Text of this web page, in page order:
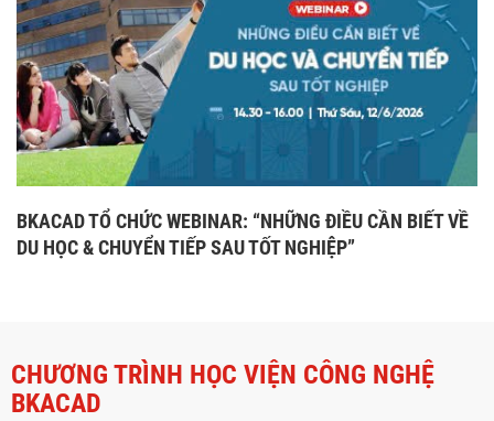
BKACAD TỔ CHỨC WEBINAR: “NHỮNG ĐIỀU CẦN BIẾT VỀ
DU HỌC & CHUYỂN TIẾP SAU TỐT NGHIỆP”
CHƯƠNG TRÌNH HỌC VIỆN CÔNG NGHỆ
BKACAD